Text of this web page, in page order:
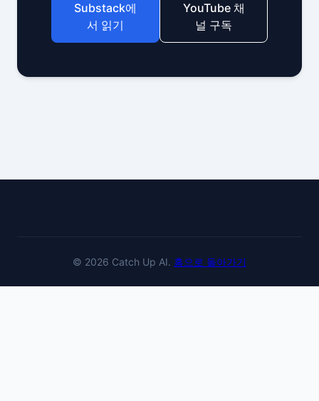
Substack에
서 읽기
YouTube 채
널 구독
© 2026 Catch Up AI. 홈으로 돌아가기